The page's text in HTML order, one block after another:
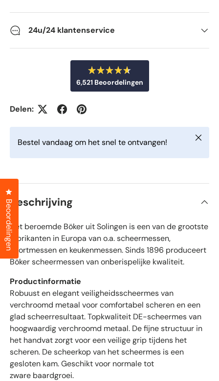
24u/24 klantenservice
e
o
e
d
m
t
s
t
e
r
r
e
6,521 Beoordelingen
2
1
e
e
i
e
e
r
b
e
o
r
d
e
l
Delen:
Bestel vandaag om het snel te ontvangen! Sluiten
Beschrijving
Het beroemde Böker uit Solingen is een van de grootste
fabrikanten in Europa van o.a. scheermessen,
sportmessen en keukenmessen. Sinds 1896 produceert
Böker scheermessen van onberispelijke kwaliteit.
Productinformatie
Robuust en elegant veiligheidsscheermes van
verchroomd metaal voor comfortabel scheren en een
glad scheerresultaat. Topkwaliteit DE-scheermes van
hoogwaardig verchroomd metaal. De fijne structuur in
het handvat zorgt voor een veilige grip tijdens het
scheren. De scheerkop van het scheermes is een
gesloten kam. Geschikt voor normale tot
zware baardgroei.
Beoordelingen
Klik om het dialoogvenster met beoordelingen te openen